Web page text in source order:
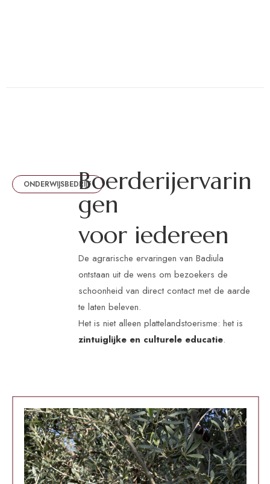
ONDERWIJSBEDRIJF
Boerderijervarin
gen
voor iedereen
De agrarische ervaringen van Badiula
ontstaan uit de wens om bezoekers de
schoonheid van direct contact met de aarde
te laten beleven.
Het is niet alleen plattelandstoerisme: het is
zintuiglijke en culturele educatie.